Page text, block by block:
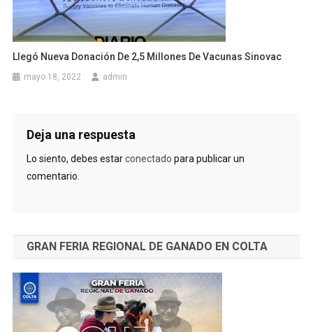
Llegó Nueva Donación De 2,5 Millones De Vacunas Sinovac
mayo 18, 2022 admin
Deja una respuesta
Lo siento, debes estarconectado para publicar un
comentario.
GRAN FERIA REGIONAL DE GANADO EN COLTA